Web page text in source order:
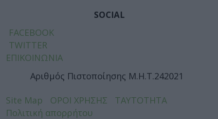
SOCIAL
FACEBOOK
TWITTER
ΕΠΙΚΟΙΝΩΝΙΑ
Αριθμός Πιστοποίησης Μ.Η.Τ.242021
Site Map ΟΡΟΙ ΧΡΗΣΗΣ
ΤΑΥΤΟΤΗΤΑ
Πολιτική απορρήτου